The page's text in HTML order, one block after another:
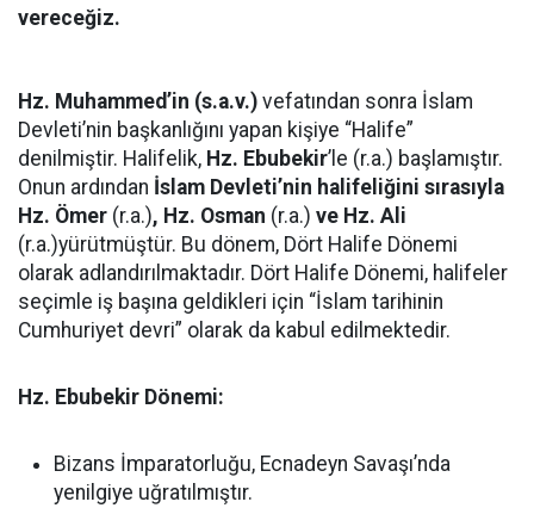
vereceğiz.
Hz. Muhammed’in (s.a.v.) vefatından sonra İslam
Devleti’nin başkanlığını yapan kişiye “Halife”
denilmiştir. Halifelik, Hz. Ebubekir’le (r.a.) başlamıştır.
Onun ardından İslam Devleti’nin halifeliğini sırasıyla
Hz. Ömer (r.a.), Hz. Osman (r.a.) ve Hz. Ali
(r.a.)yürütmüştür. Bu dönem, Dört Halife Dönemi
olarak adlandırılmaktadır. Dört Halife Dönemi, halifeler
seçimle iş başına geldikleri için “İslam tarihinin
Cumhuriyet devri” olarak da kabul edilmektedir.
Hz. Ebubekir Dönemi:
Bizans İmparatorluğu, Ecnadeyn Savaşı’nda
yenilgiye uğratılmıştır.